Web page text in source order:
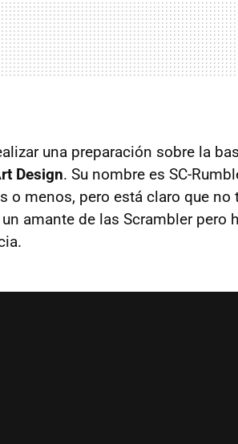
una preparación sobre la
Design. Su nombre es SC-
o menos, pero está claro que no
amante de las Scrambler pero